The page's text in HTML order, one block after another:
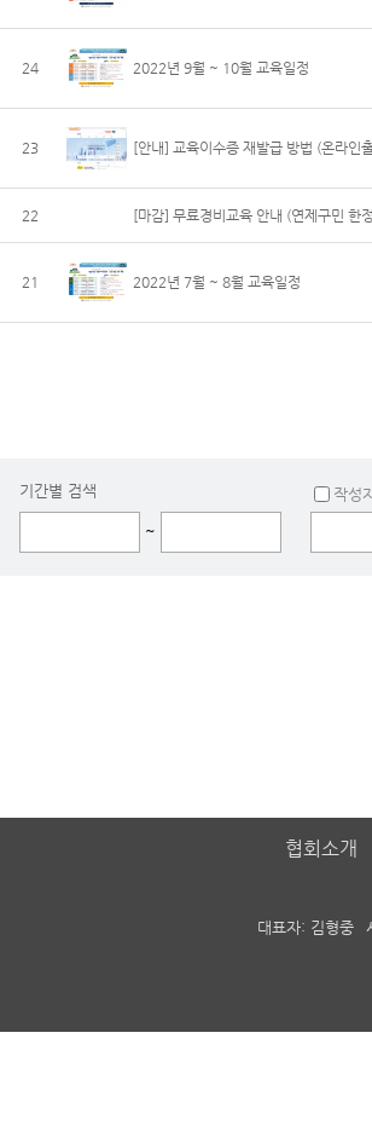
24 2022년 9월 ~ 10월 교육일정
23 [안내] 교육이수증 재발급 방법 (온라인
22 [마감] 무료경비교육 안내 (연제구민 한
21 2022년 7월 ~ 8월 교육일정
기간별 검색
~
작성
협회소개
대표자: 김형중